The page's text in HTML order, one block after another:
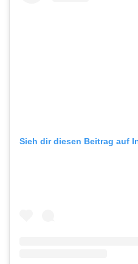
Sieh dir diesen Beitrag auf